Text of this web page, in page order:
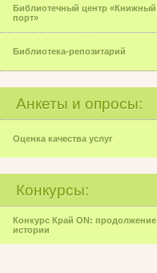
Библиотечный центр «Книжный
порт»
Библиотека-репозитарий
Анкеты и опросы:
Оценка качества услуг
Конкурсы:
Конкурс Край ON: продолжение
истории